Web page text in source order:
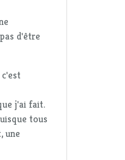
d'être
j'ai fait.
tous
une